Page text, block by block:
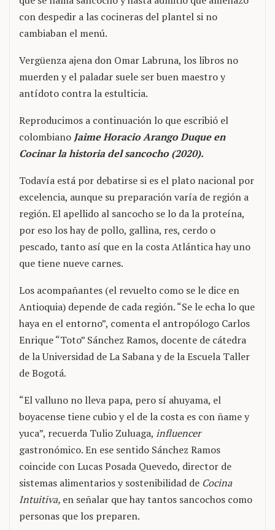
con despedir a las cocineras del plantel si no
cambiaban el menú.
Vergüenza ajena don Omar Labruna, los libros no
muerden y el paladar suele ser buen maestro y
antídoto contra la estulticia.
Reproducimos a continuación lo que escribió el
colombiano Jaime Horacio Arango Duque en
Cocinar la historia del sancocho (2020).
Todavía está por debatirse si es el plato nacional por
excelencia, aunque su preparación varía de región a
región. El apellido al sancocho se lo da la proteína,
por eso los hay de pollo, gallina, res, cerdo o
pescado, tanto así que en la costa Atlántica hay uno
que tiene nueve carnes.
Los acompañantes (el revuelto como se le dice en
Antioquia) depende de cada región. “Se le echa lo que
haya en el entorno”, comenta el antropólogo Carlos
Enrique “Toto” Sánchez Ramos, docente de cátedra
de la Universidad de La Sabana y de la Escuela Taller
de Bogotá.
“El valluno no lleva papa, pero sí ahuyama, el
boyacense tiene cubio y el de la costa es con ñame y
yuca”, recuerda Tulio Zuluaga, influencer
gastronómico. En ese sentido Sánchez Ramos
coincide con Lucas Posada Quevedo, director de
sistemas alimentarios y sostenibilidad de Cocina
Intuitiva, en señalar que hay tantos sancochos como
personas que los preparen.